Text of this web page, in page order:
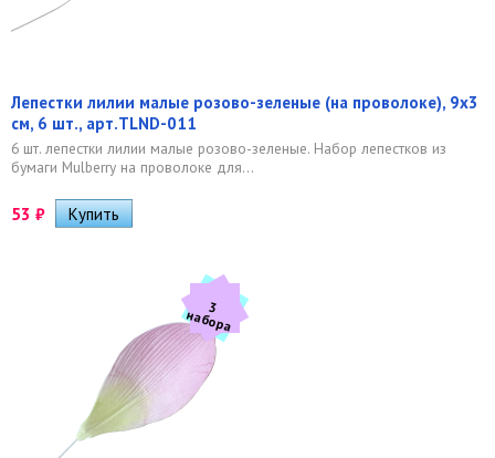
Лепестки лилии малые розово-зеленые (на проволоке), 9х3
см, 6 шт., арт.TLND-011
6 шт. лепестки лилии малые розово-зеленые. Набор лепестков из
бумаги Mulberry на проволоке для...
53 ₽
3
н
а
б
о
р
а